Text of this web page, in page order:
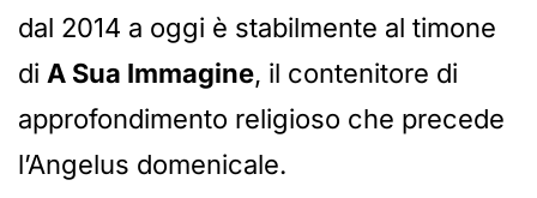
dal 2014 a oggi è stabilmente al timone
di A Sua Immagine, il contenitore di
approfondimento religioso che precede
l’Angelus domenicale.